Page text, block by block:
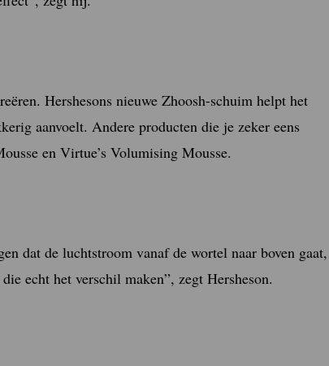
Hershesons nieuwe Zhoosh-schuim helpt het
aanvoelt. Andere producten die je zeker eens
en Virtue’s Volumising Mousse.
dat de luchtstroom vanaf de wortel naar boven gaat,
echt het verschil maken”, zegt Hersheson.